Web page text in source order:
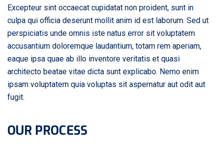
Excepteur sint occaecat cupidatat non proident, sunt in
culpa qui officia deserunt mollit anim id est laborum. Sed ut
perspiciatis unde omnis iste natus error sit voluptatem
accusantium doloremque laudantium, totam rem aperiam,
eaque ipsa quae ab illo inventore veritatis et quasi
architecto beatae vitae dicta sunt explicabo. Nemo enim
ipsam voluptatem quia voluptas sit aspernatur aut odit aut
fugit.
OUR PROCESS